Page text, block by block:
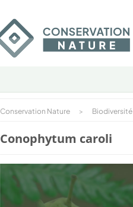
Conservation Nature > Biodiversité
Conophytum caroli